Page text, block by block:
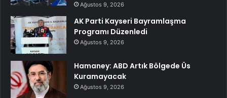
Ağustos 9, 2026
AK Parti Kayseri Bayramlaşma
Programı Düzenledi
Ağustos 9, 2026
Hamaney: ABD Artık Bölgede Üs
Kuramayacak
Ağustos 9, 2026